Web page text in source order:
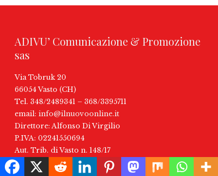
ADIVU’ Comunicazione & Promozione
sas
Via Tobruk 20
66054 Vasto (CH)
Tel. 348/2489341 – 368/3395711
email: info@ilnuovoonline.it
Direttore: Alfonso Di Virgilio
P.IVA: 02241550694
Aut. Trib. di Vasto n. 148/17
Iscrizione ROC (AGCOM) N° 36264